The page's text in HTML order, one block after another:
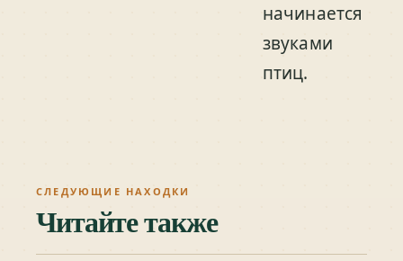
начинается
звуками
птиц.
СЛЕДУЮЩИЕ НАХОДКИ
Читайте также